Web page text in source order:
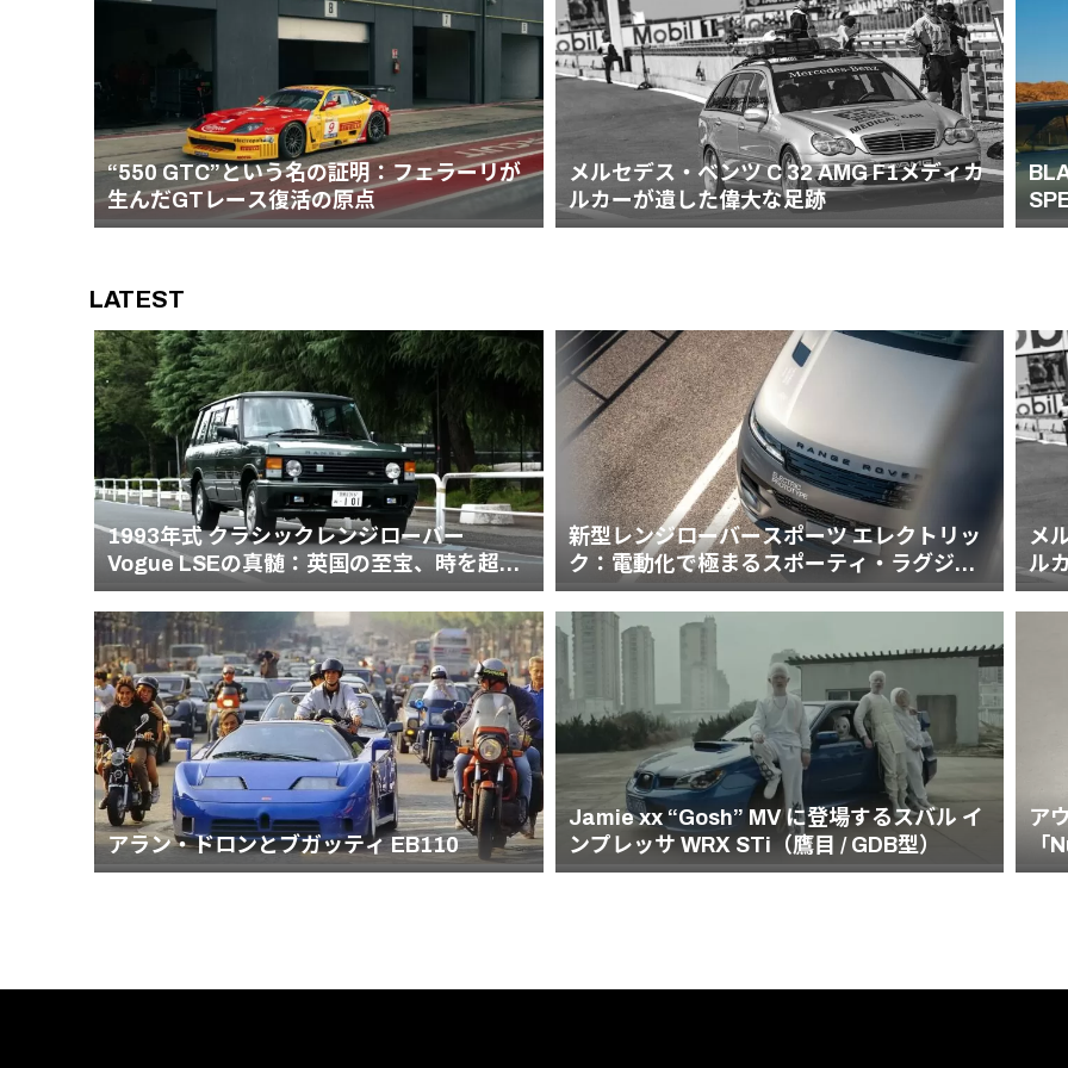
“550 GTC”という名の証明：フェラーリが
生んだGTレース復活の原点
メルセデス・ベンツ C 32 AMG F1メディカ
ルカーが遺した偉大な足跡
LATEST
1993年式 クラシックレンジローバー
Vogue LSEの真髄：英国の至宝、時を超え
る静謐。
新型レンジローバースポーツ エレクトリッ
ク：電動化で極まるスポーティ・ラグジュ
アリーの頂点
メ
ル
アラン・ドロンとブガッティ EB110
Jamie xx “Gosh” MV に登場するスバル イ
ンプレッサ WRX STi（鷹目 / GDB型）
ア
「
血